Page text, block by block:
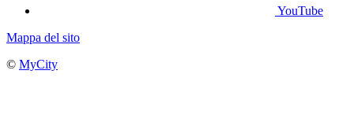
YouTube
Mappa del sito
© MyCity